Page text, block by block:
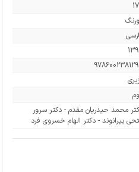
محمد حیدریان مقدم - دکتر سرور
بیرانوند - دکتر الهام خسروی فرد